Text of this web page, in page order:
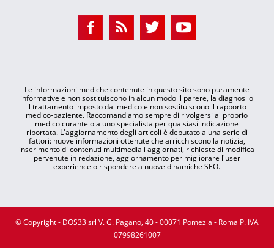
Le informazioni mediche contenute in questo sito sono puramente
informative e non sostituiscono in alcun modo il parere, la diagnosi o
il trattamento imposto dal medico e non sostituiscono il rapporto
medico-paziente. Raccomandiamo sempre di rivolgersi al proprio
medico curante o a uno specialista per qualsiasi indicazione
riportata. L'aggiornamento degli articoli è deputato a una serie di
fattori: nuove informazioni ottenute che arricchiscono la notizia,
inserimento di contenuti multimediali aggiornati, richieste di modifica
pervenute in redazione, aggiornamento per migliorare l'user
experience o rispondere a nuove dinamiche SEO.
© Copyright - DOS33 srl V. G. Pagano, 40 - 00071 Pomezia - Roma P. IVA
07998261007